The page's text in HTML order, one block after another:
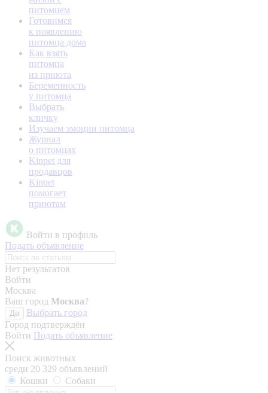
питомцем
Готовимся
к появлению
питомца дома
Как взять
питомца
из приюта
Беременность
у питомца
Выбрать
кличку
Изучаем эмоции питомца
Журнал
о питомцах
Kinpet для
продавцов
Kinpet
помогает
приютам
Войти в профиль
Подать объявление
Нет результатов
Войти
Москва
Ваш город Москва?
Да
Выбрать город
Город подтверждён
Войти Подать объявление
Поиск животных
среди 20 329 объявлений
Кошки
Собаки